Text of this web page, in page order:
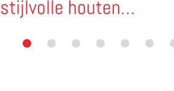
stijlvolle houten
en City Shapes